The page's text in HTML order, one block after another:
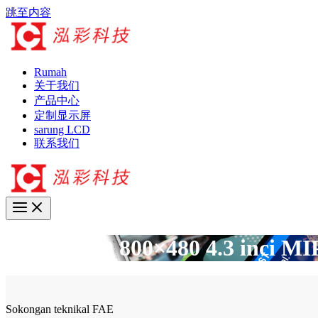
跳至内容
Rumah
关于我们
产品中心
定制显示屏
sarung LCD
联系我们
Skrin LCD 800×480 4.3 inci
Sokongan teknikal FAE